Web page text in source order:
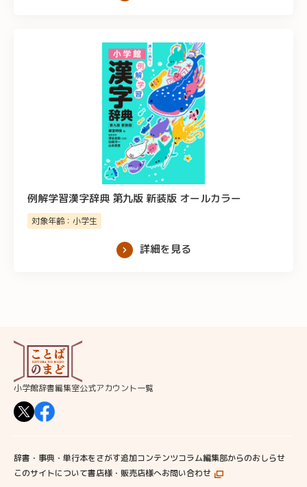
例解学習漢字辞典 第九版 新装版 オールカラー
対象年齢：小学生
詳細を見る
小学館辞書編集室公式アカウント一覧
辞書・事典・単行本をさがす追加コンテンツコラム編集部からのおしらせ
このサイトについて書店様・販売店様へお問い合わせ